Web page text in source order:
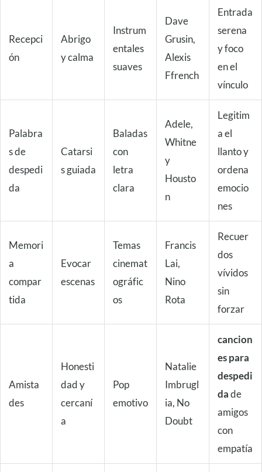
Recepci
ón
Abrigo
y calma
Instrum
entales
suaves
Dave
Grusin,
Alexis
Ffrench
Entrada
serena
y foco
en el
vínculo
Palabra
s de
despedi
da
Catarsi
s guiada
Baladas
con
letra
clara
Adele,
Whitne
y
Housto
n
Legitim
a el
llanto y
ordena
emocio
nes
Memori
a
compar
tida
Evocar
escenas
Temas
cinemat
ográfic
os
Francis
Lai,
Nino
Rota
Recuer
dos
vívidos
sin
forzar
Amista
des
Honesti
dad y
cercaní
a
Pop
emotivo
Natalie
Imbrugl
ia, No
Doubt
cancion
es para
despedi
dade
amigos
con
empatía